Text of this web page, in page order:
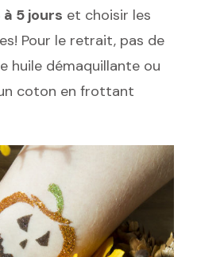
5 jours et choisir les
Pour le retrait, pas de
huile démaquillante ou
coton en frottant